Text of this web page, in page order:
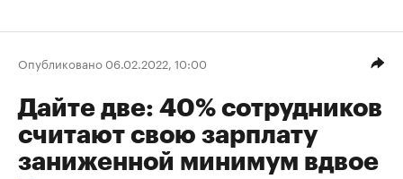
Опубликовано 06.02.2022, 10:00
Дайте две: 40% сотрудников
считают свою зарплату
заниженной минимум вдвое